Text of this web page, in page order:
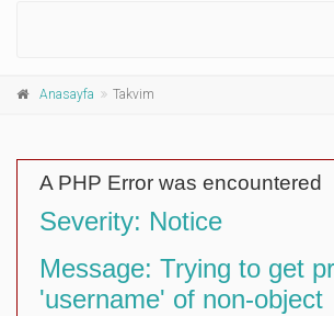
Anasayfa Takvim
A PHP Error was encountered
Severity: Notice
Message: Trying to get
'username' of non-object